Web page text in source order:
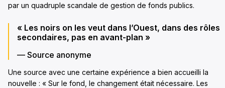
par un quadruple scandale de gestion de fonds publics.
« Les noirs on les veut dans l’Ouest, dans des rôles
secondaires, pas en avant-plan »
— Source anonyme
Une source avec une certaine expérience a bien accueilli la
nouvelle : « Sur le fond, le changement était nécessaire. Les